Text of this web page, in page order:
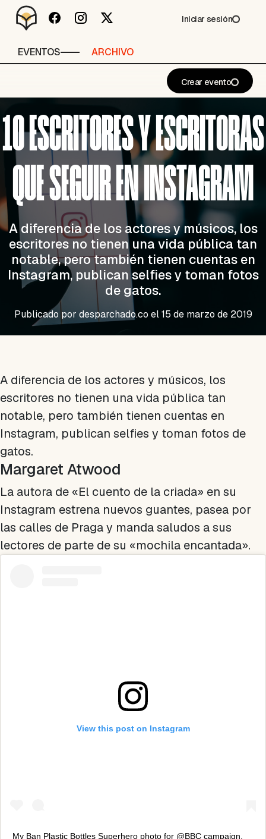
EVENTOS ARCHIVO
Iniciar sesión
Crear evento
10 ESCRITORES Y ESCRITORAS
QUE SEGUIR EN INSTAGRAM
A diferencia de los actores y músicos, los
escritores no tienen una vida pública tan
notable, pero también tienen cuentas en
Instagram, publican selfies y toman fotos
de gatos.
Publicado por desparchado.co el 15 de marzo de 2019
A diferencia de los actores y músicos, los
escritores no tienen una vida pública tan
notable, pero también tienen cuentas en
Instagram, publican selfies y toman fotos de
gatos.
Margaret Atwood
La autora de «El cuento de la criada» en su
Instagram estrena nuevos guantes, pasea por
las calles de Praga y manda saludos a sus
lectores de parte de su «mochila encantada».
View this post on Instagram
My Ban Plastic Bottles Superhero photo for @BBC campaign.